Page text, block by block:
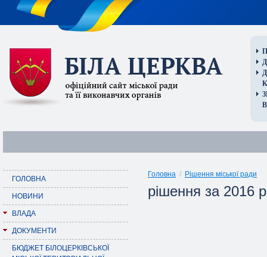
ГОЛОВНА
НОВИНИ
ВЛАДА
ДОКУМЕНТИ
БЮДЖЕТ БІЛОЦЕРКІВСЬКОЇ
Головна / Рішення міської ради
рішення за 2016